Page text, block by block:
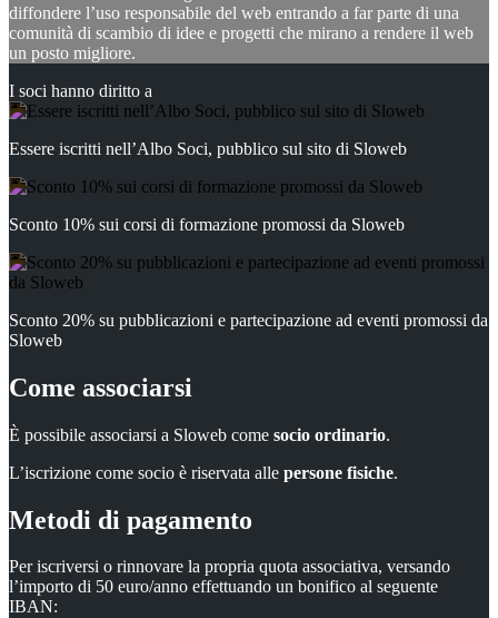
diffondere l’uso responsabile del web entrando a far parte di una
comunità di scambio di idee e progetti che mirano a rendere il web
un posto migliore.
I soci hanno diritto a
Essere iscritti nell’Albo Soci, pubblico sul sito di Sloweb
Sconto 10% sui corsi di formazione promossi da Sloweb
Sconto 20% su pubblicazioni e partecipazione ad eventi promossi da
Sloweb
Come associarsi
È possibile associarsi a Sloweb come socio ordinario.
L’iscrizione come socio è riservata alle persone fisiche.
Metodi di pagamento
Per iscriversi o rinnovare la propria quota associativa, versando
l’importo di 50 euro/anno effettuando un bonifico al seguente
IBAN: